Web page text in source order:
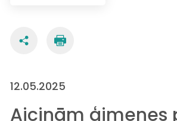
12.05.2025
Aicinām ģimenes